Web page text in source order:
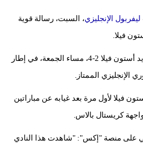
علوم
بيئة
فيديو
ليفربول الإنجليزي، السبت، رسالة قوية
فيلا.
وتعرض ليفربول لخسارة مريرة على يد أستون فيلا 2-4، مساء الجمعة، في إطار
فيلا لأول مرة بعد غيابه عن مباراتين
كريستال بالاس.
على منصة "إكس": "شاهدت هذا النادي